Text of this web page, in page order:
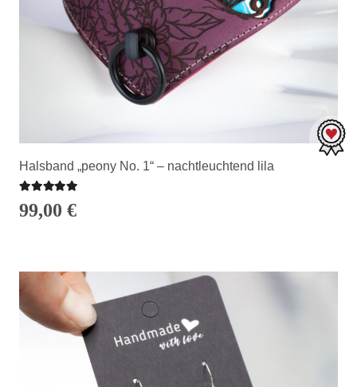
Halsband „peony No. 1“ – nachtleuchtend lila
99,00 €